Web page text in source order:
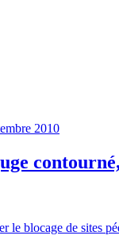
2010
le blocage de sites